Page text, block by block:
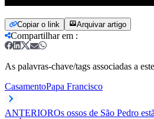
Copiar o link Arquivar artigo
Compartilhar em :
As palavras-chave/tags associadas a
CasamentoPapa Francisco
ANTERIOROs ossos de São Pedro